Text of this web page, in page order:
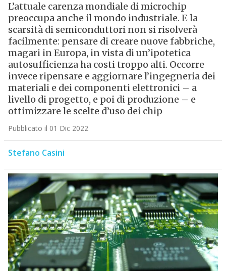
L’attuale carenza mondiale di microchip
preoccupa anche il mondo industriale. E la
scarsità di semiconduttori non si risolverà
facilmente: pensare di creare nuove fabbriche,
magari in Europa, in vista di un’ipotetica
autosufficienza ha costi troppo alti. Occorre
invece ripensare e aggiornare l’ingegneria dei
materiali e dei componenti elettronici – a
livello di progetto, e poi di produzione – e
ottimizzare le scelte d’uso dei chip
Pubblicato il 01 Dic 2022
Stefano Casini